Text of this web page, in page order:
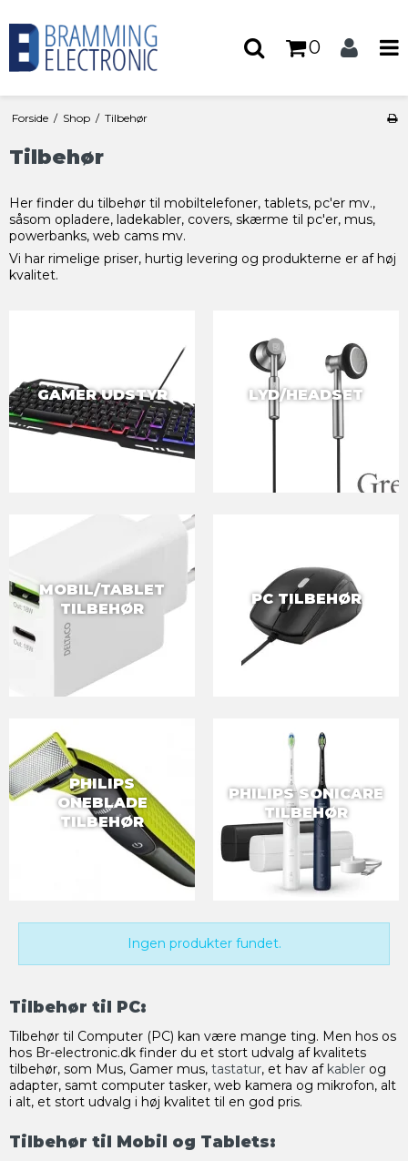
0
Forside / Shop / Tilbehør
Tilbehør
Her finder du tilbehør til mobiltelefoner, tablets, pc'er mv.,
såsom opladere, ladekabler, covers, skærme til pc'er, mus,
powerbanks, web cams mv.
Vi har rimelige priser, hurtig levering og produkterne er af høj
kvalitet.
GAMER UDSTYR LYD/HEADSET
MOBIL/TABLET
TILBEHØR
PC TILBEHØR
PHILIPS
ONEBLADE
TILBEHØR
PHILIPS SONICARE
TILBEHØR
Ingen produkter fundet.
Tilbehør til PC:
Tilbehør til Computer (PC) kan være mange ting. Men hos os
hos Br-electronic.dk finder du et stort udvalg af kvalitets
tilbehør, som Mus, Gamer mus, tastatur, et hav af kabler og
adapter, samt computer tasker, web kamera og mikrofon, alt
i alt, et stort udvalg i høj kvalitet til en god pris.
Tilbehør til Mobil og Tablets: